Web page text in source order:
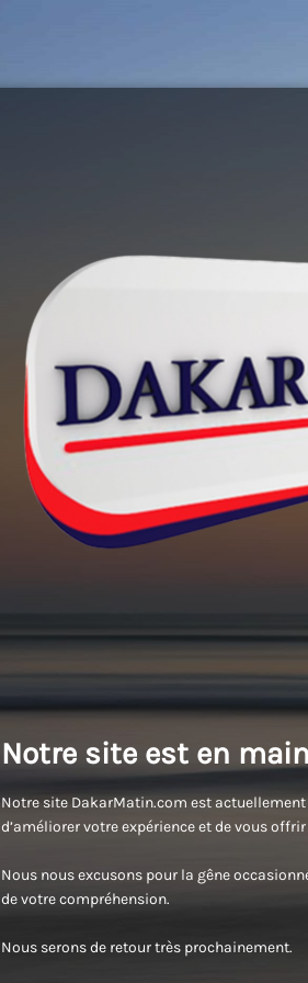
Notre site est en
Notre site DakarMatin.com est
d’améliorer votre expérience et de vous
Nous nous excusons pour la gêne
de votre compréhension.
Nous serons de retour très prochainement.